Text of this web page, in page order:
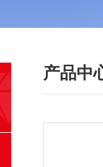
产品中